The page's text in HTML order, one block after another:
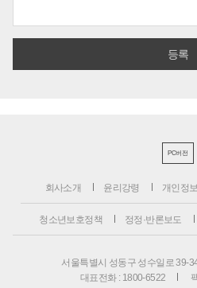
PC버전
회사소개 윤리강령 개인정
청소년보호정책 정정·반론보도
서울특별시 성동구 성수일로 39-
대표전화 : 1800-6522